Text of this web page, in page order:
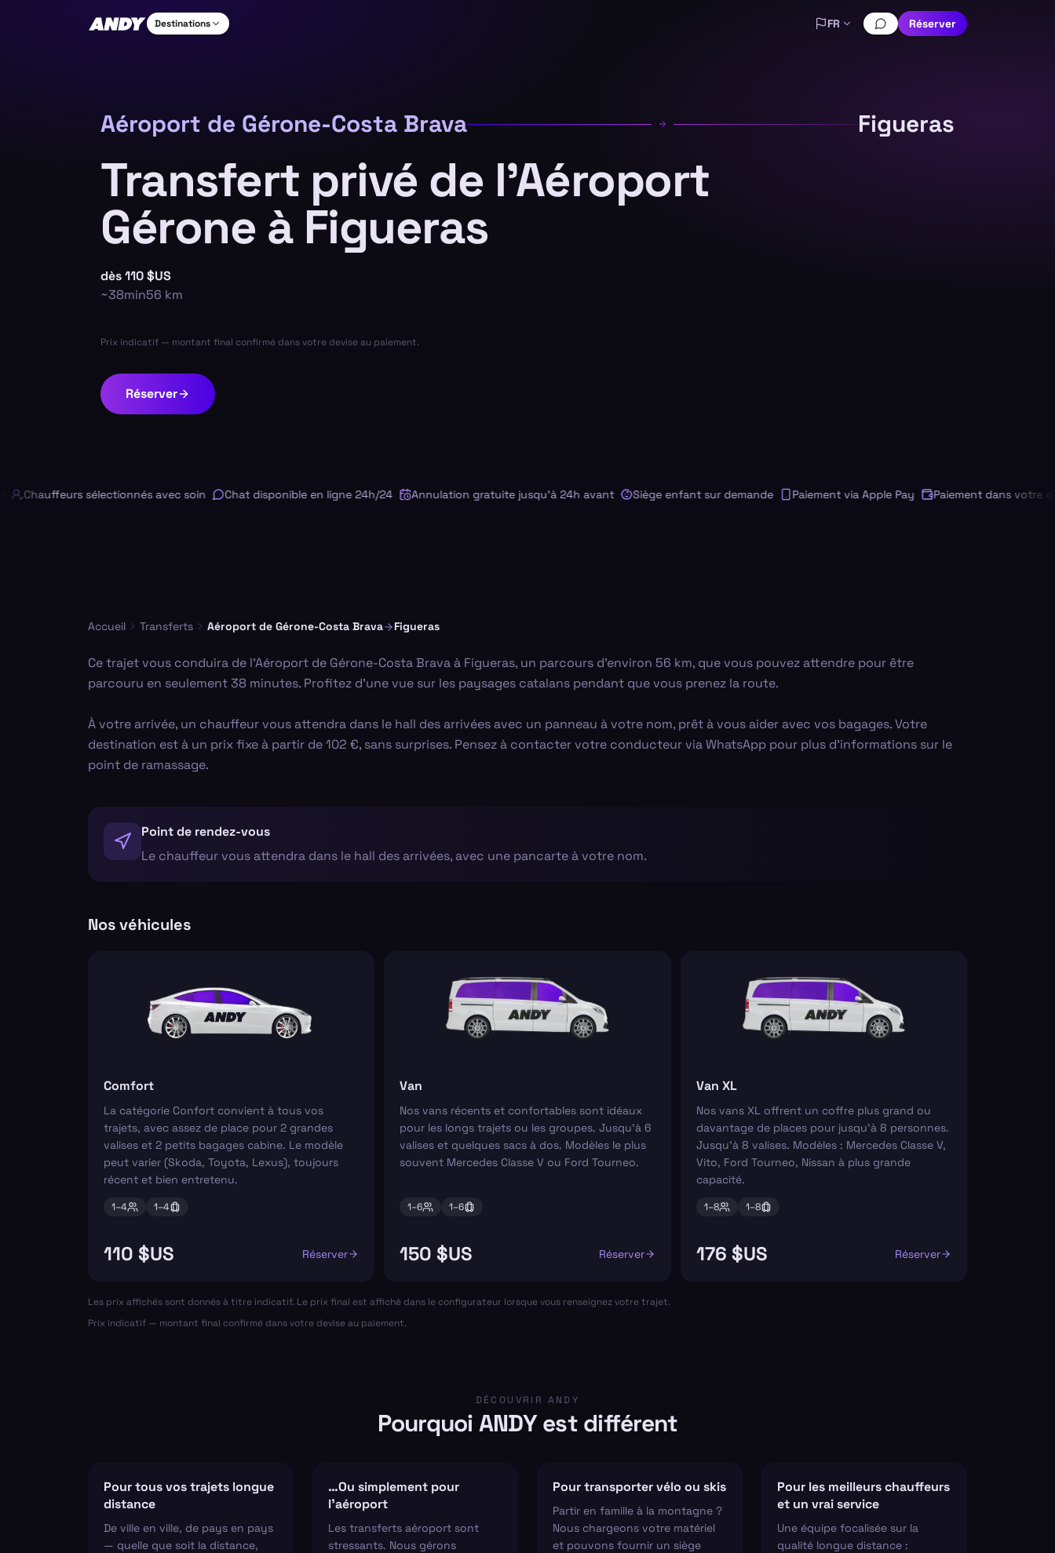
Destinations FR Réserver
Aéroport de Gérone-Costa Brava Figueras
Transfert privé de l'Aéroport
Gérone à Figueras
dès110 $US
~38min56 km
Prix indicatif — montant final confirmé dans votre devise au paiement.
Réserver
Chauffeurs sélectionnés avec soin Chat disponible en ligne 24h/24 Annulation gratuite jusqu'à 24h avant Siège enfant sur demande Paiement via Apple Pay Paiement dans votre
Accueil Transferts Aéroport de Gérone-Costa Brava Figueras
Ce trajet vous conduira de l'Aéroport de Gérone-Costa Brava à Figueras, un parcours d'environ 56 km, que vous pouvez attendre pour être
parcouru en seulement 38 minutes. Profitez d'une vue sur les paysages catalans pendant que vous prenez la route.
À votre arrivée, un chauffeur vous attendra dans le hall des arrivées avec un panneau à votre nom, prêt à vous aider avec vos bagages. Votre
destination est à un prix fixe à partir de 102 €, sans surprises. Pensez à contacter votre conducteur via WhatsApp pour plus d'informations sur le
point de ramassage.
Point de rendez-vous
Le chauffeur vous attendra dans le hall des arrivées, avec une pancarte à votre nom.
Nos véhicules
Comfort
La catégorie Confort convient à tous vos
trajets, avec assez de place pour 2 grandes
valises et 2 petits bagages cabine. Le modèle
peut varier (Skoda, Toyota, Lexus), toujours
récent et bien entretenu.
1–4 1–4
110 $US Réserver
Van
Nos vans récents et confortables sont idéaux
pour les longs trajets ou les groupes. Jusqu'à 6
valises et quelques sacs à dos. Modèles le plus
souvent Mercedes Classe V ou Ford Tourneo.
1–6 1–6
150 $US Réserver
Van XL
Nos vans XL offrent un coffre plus grand ou
davantage de places pour jusqu'à 8 personnes.
Jusqu'à 8 valises. Modèles : Mercedes Classe V,
Vito, Ford Tourneo, Nissan à plus grande
capacité.
1–8 1–8
176 $US Réserver
Les prix affichés sont donnés à titre indicatif. Le prix final est affiché dans le configurateur lorsque vous renseignez votre trajet.
Prix indicatif — montant final confirmé dans votre devise au paiement.
DÉCOUVRIR ANDY
Pourquoi ANDY est différent
Pour tous vos trajets longue
distance
De ville en ville, de pays en pays
— quelle que soit la distance,
…Ou simplement pour
l'aéroport
Les transferts aéroport sont
stressants. Nous gérons
Pour transporter vélo ou skis
Partir en famille à la montagne ?
Nous chargeons votre matériel
et pouvons fournir un siège
Pour les meilleurs chauffeurs
et un vrai service
Une équipe focalisée sur la
qualité longue distance :